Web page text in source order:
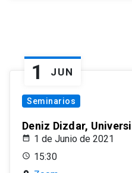
1 JUN
Seminarios
Deniz Dizdar,
1 de Junio de 2021
15:30